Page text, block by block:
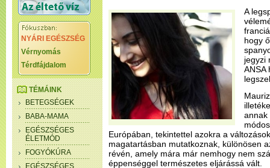
NYÁRI EGÉSZSÉG
Vérnyomás
Térdfájdalom
TÉMÁINK
BETEGSÉGEK
BABA-MAMA
EGÉSZSÉGES
ÉLETMÓD
FOGYÓKÚRA
EGÉSZSÉGES
A
hogy
jegyzi
ANSA
annak
Európában, tekintettel azokra a
magatartásban mutatkoznak, különösen
révén, amely mára már nemhogy nem
éppenséggel természetes eljárássá vált.